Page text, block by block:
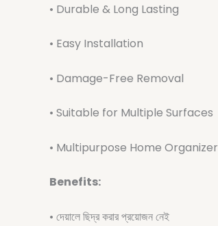
• Durable & Long Lasting
• Easy Installation
• Damage-Free Removal
• Suitable for Multiple Surfaces
• Multipurpose Home Organizer
Benefits:
• দেয়ালে ছিদ্র করার প্রয়োজন নেই